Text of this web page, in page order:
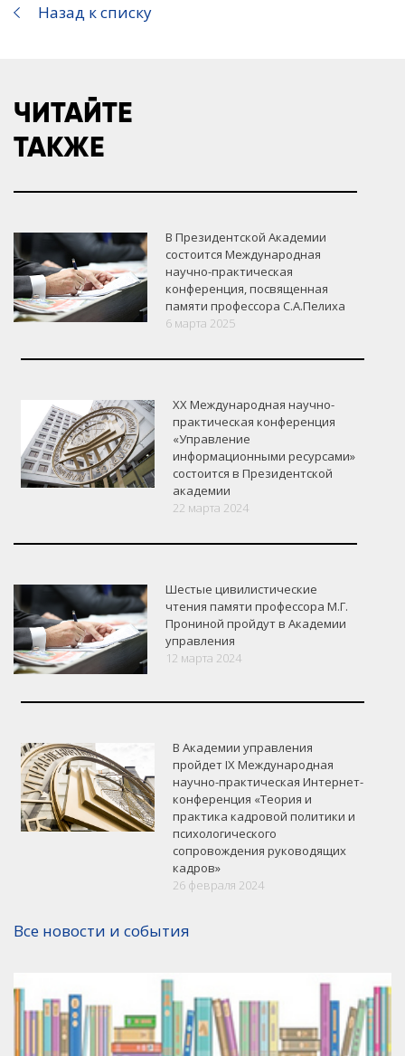
VK Google+ Facebook
Назад к списку
ЧИТАЙТЕ
ТАКЖЕ
В Президентской Академии
состоится Международная
научно-практическая
конференция, посвященная
памяти профессора С.А.Пелиха
6 марта 2025
XX Международная научно-
практическая конференция
«Управление
информационными ресурсами»
состоится в Президентской
академии
22 марта 2024
Шестые цивилистические
чтения памяти профессора М.Г.
Прониной пройдут в Академии
управления
12 марта 2024
В Академии управления
пройдет IХ Международная
научно-практическая Интернет-
конференция «Теория и
практика кадровой политики и
психологического
сопровождения руководящих
кадров»
26 февраля 2024
Все новости и события